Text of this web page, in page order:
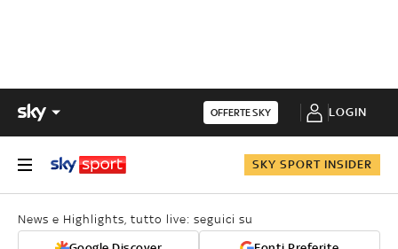
OFFERTE SKY LOGIN
SKY SPORT INSIDER
News e Highlights, tutto live: seguici su